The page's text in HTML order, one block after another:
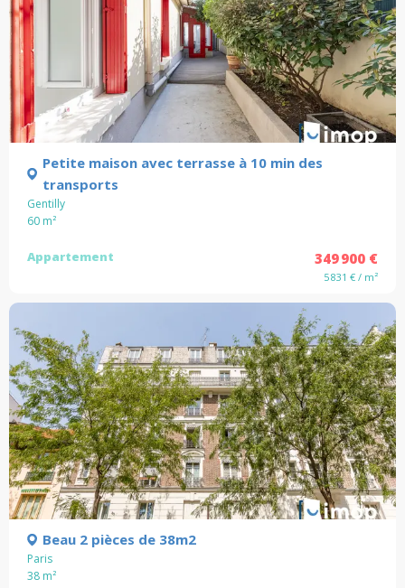
Petite maison avec terrasse à 10 min des
transports
Gentilly
60 m²
Appartement 349 900 €
5 831 € / m²
Beau 2 pièces de 38m2
Paris
38 m²